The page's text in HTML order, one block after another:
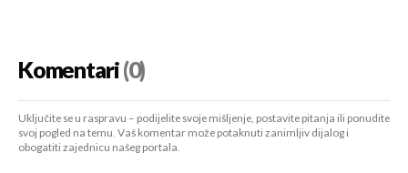
Komentari(0)
Uključite se u raspravu – podijelite svoje mišljenje, postavite pitanja ili ponudite
svoj pogled na temu. Vaš komentar može potaknuti zanimljiv dijalog i
obogatiti zajednicu našeg portala.